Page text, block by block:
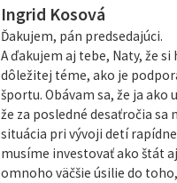
Ingrid Kosová
Ďakujem, pán predsedajúci.
A ďakujem aj tebe, Naty, že
dôležitej téme, ako je
športu. Obávam sa, že ja ako
že za posledné desaťročia sa
situácia pri vývoji detí
musíme investovať ako štát
omnoho väčšie úsilie do